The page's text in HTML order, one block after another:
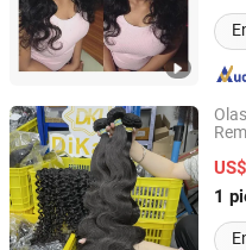
1
Guangzhou Dikalu Trading
Guangdong, China